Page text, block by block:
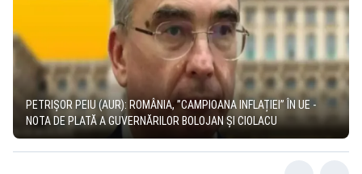
PETRIȘOR PEIU (AUR): ROMÂNIA, ”CAMPIOANA INFLAȚIEI” ÎN UE -
NOTA DE PLATĂ A GUVERNĂRILOR BOLOJAN ȘI CIOLACU